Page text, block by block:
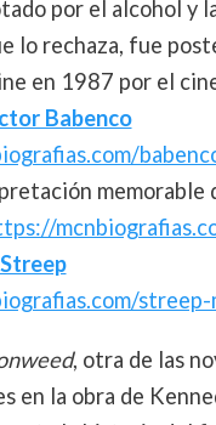
por el alcohol y
lo rechaza, fue
en 1987 por el
Babenco
memorable
streep-
, otra de las
en la obra de